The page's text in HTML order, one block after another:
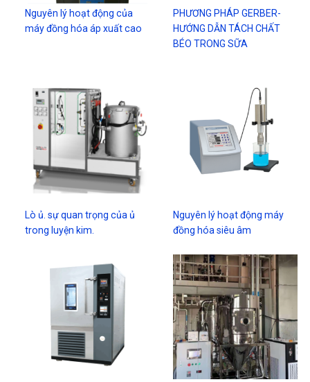
Nguyên lý hoạt động của
máy đồng hóa áp xuất cao
PHƯƠNG PHÁP GERBER-
HƯỚNG DẪN TÁCH CHẤT
BÉO TRONG SỮA
Lò ủ. sự quan trọng của ủ
trong luyện kim.
Nguyên lý hoạt động máy
đồng hóa siêu âm